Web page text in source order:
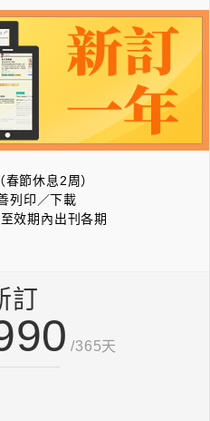
節休息2周）
列印／下載
效期內出刊各期
訂
/365天